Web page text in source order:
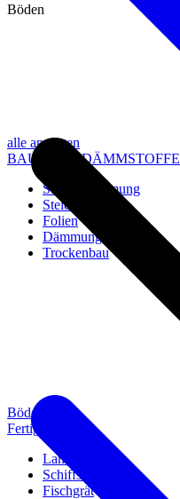
alle anzeigen
BAU- UND DÄMMSTOFFE
Steico Dämmung
Steico Zubehör
Folien
Dämmung
Trockenbau
Böden
Böden
Fertigparkett
Landhausdiele
Schiffsboden
Fischgrät